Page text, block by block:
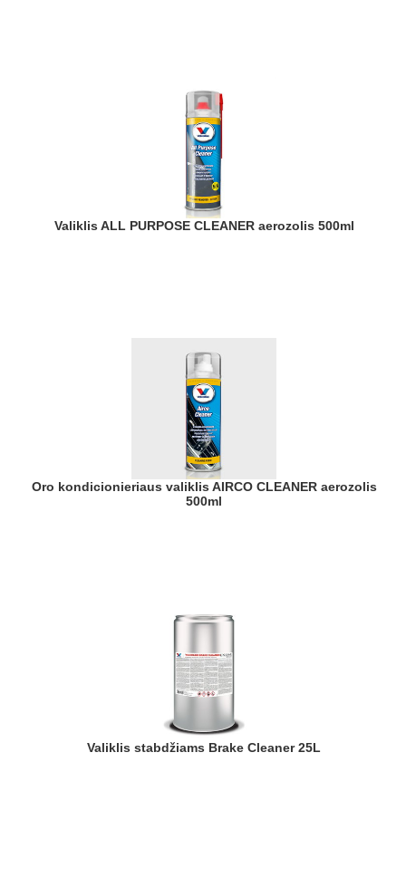
Valiklis ALL PURPOSE CLEANER aerozolis 500ml
Oro kondicionieriaus valiklis AIRCO CLEANER aerozolis
500ml
Valiklis stabdžiams Brake Cleaner 25L